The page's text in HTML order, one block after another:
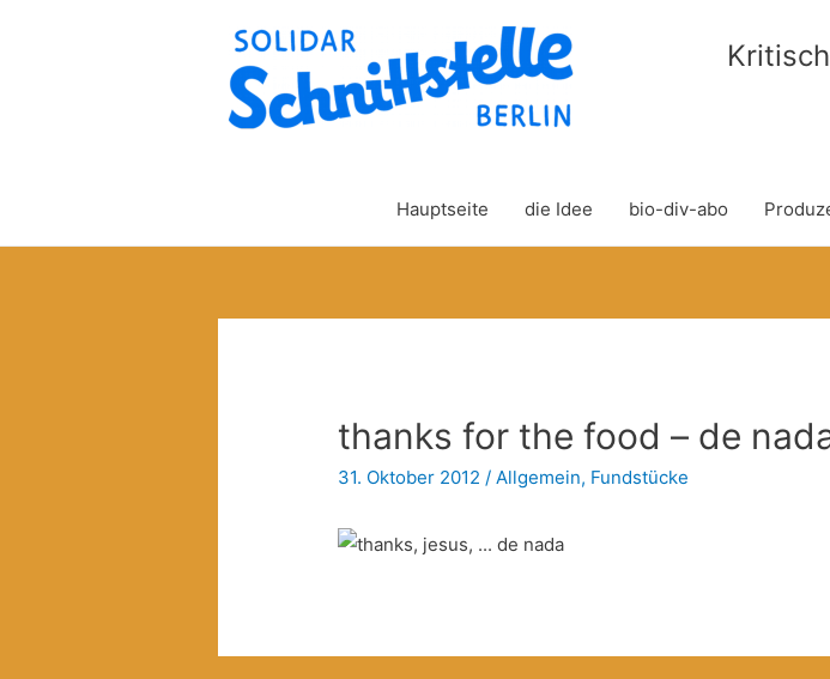
Hauptseite die Idee bio-div-abo
thanks for the food – de
31. Oktober 2012 /Allgemein, Fundstücke